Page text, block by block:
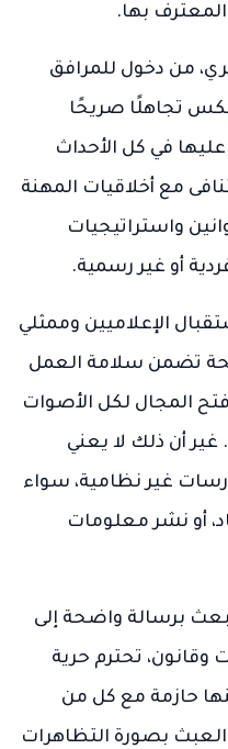
بها.
من دخول للمرافق
تجاهلًا صريحًا
في كل الأحداث
مع أخلاقيات المهنة
واستراتيجيات
أو غير رسمية.
الإعلاميين وممثلي
تضمن سلامة العمل
المجال لكل الأصوات
غير أن ذلك لا يعني
غير نظامية، سواء
أو نشر معلومات
يبعث برسالة واضحة إلى
تحترم حرية
حازمة مع كل من
العبث بصورة التظاهرات